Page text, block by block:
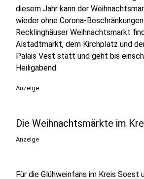
diesem Jahr kann der
wieder ohne Corona-
Recklinghäuser Weihnachtsmarkt
Alstadtmarkt, dem Kirchplatz und
Palais Vest statt und geht bis
Heiligabend.
Anzeige
Die Weihnachtsmärkte im
Anzeige
Für die Glühweinfans im Kreis Soest